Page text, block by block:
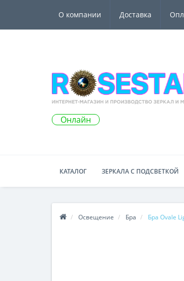
О компании Доставка
Онлайн
КАТАЛОГ ЗЕРКАЛА С ПОДСВЕТКОЙ
Освещение Бра Бра Ovale